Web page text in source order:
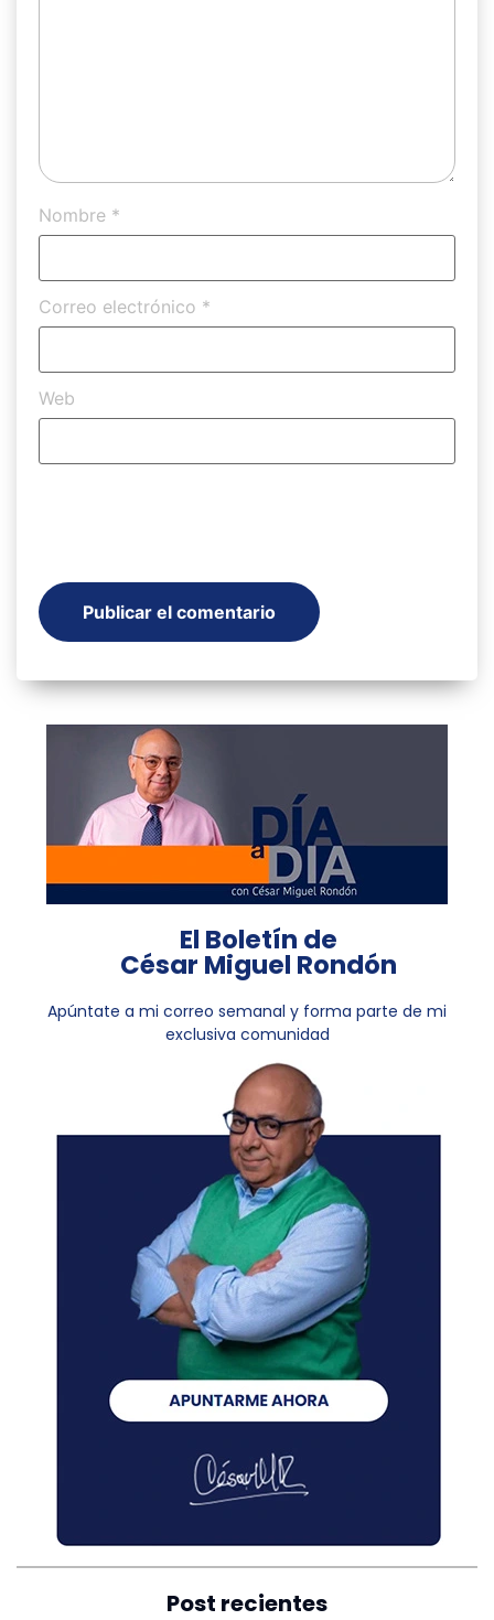
Nombre *
Correo electrónico *
Web
El Boletín de
César Miguel Rondón
Apúntate a mi correo semanal y forma parte de mi
exclusiva comunidad
Post recientes